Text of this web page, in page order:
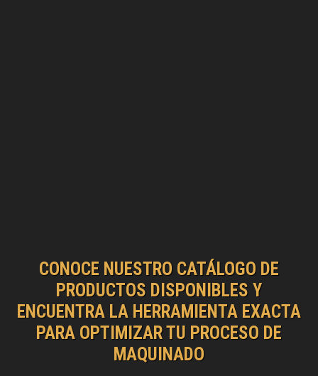
CONOCE NUESTRO CATÁLOGO DE
PRODUCTOS DISPONIBLES Y
ENCUENTRA LA HERRAMIENTA EXACTA
PARA OPTIMIZAR TU PROCESO DE
MAQUINADO